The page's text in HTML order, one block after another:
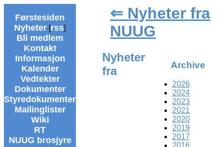
Førstesiden
Nyheter [rss]
Bli medlem
Kontakt
Informasjon
Kalender
Vedtekter
Dokumenter
Styredokumenter
Mailinglister
Wiki
RT
NUUG brosjyre
⇐ Nyheter fra
NUUG
Archive
2026
2024
2023
2021
2020
2019
2017
2016
Nyheter
fra